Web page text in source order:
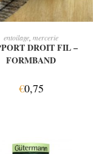
DES OPTIONS
entoilage mercerie
DROIT FIL –
FORMBAND
€0,75